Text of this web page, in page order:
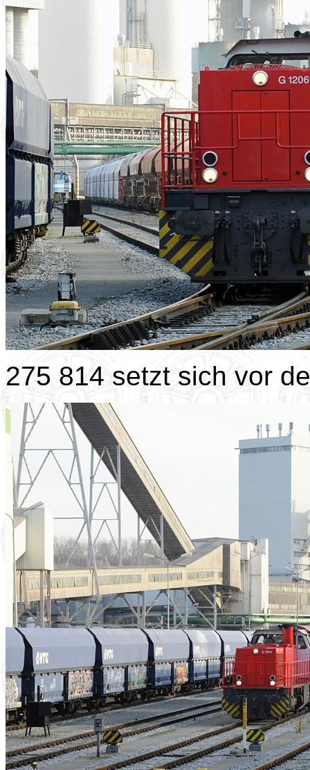
275 814 setzt sich vor